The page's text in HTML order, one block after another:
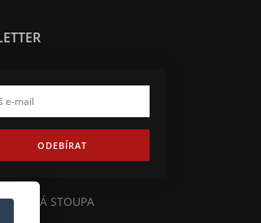
ODEBÍRAT
ZLATÁ STOUPA